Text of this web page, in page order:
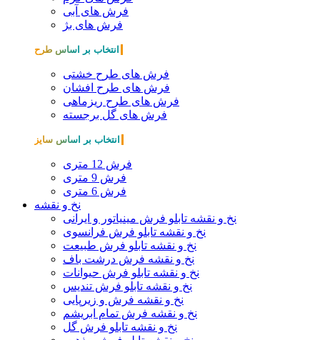
فرش های آبی
فرش های بژ
انتخاب بر اساس طرح
فرش های طرح خشتی
فرش های طرح افشان
فرش های طرح ریزماهی
فرش های گل برجسته
انتخاب بر اساس سایز
فرش 12 متری
فرش 9 متری
فرش 6 متری
نخ و نقشه
نخ و نقشه تابلو فرش مینیاتور و ایرانی
نخ و نقشه تابلو فرش فرانسوی
نخ و نقشه تابلو فرش طبیعت
نخ و نقشه فرش درشت باف
نخ و نقشه تابلو فرش حیوانات
نخ و نقشه تابلو فرش تندیس
نخ و نقشه فرش و زیرپایی
نخ و نقشه فرش تمام ابریشم
نخ و نقشه تابلو فرش گل